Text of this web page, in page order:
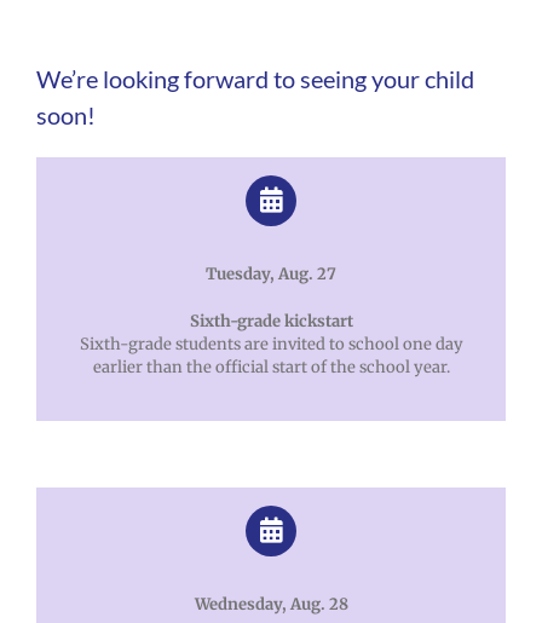
We’re looking forward to seeing your child
soon!
Tuesday, Aug. 27
Sixth-grade kickstart
Sixth-grade students are invited to school one day
earlier than the official start of the school year.
Wednesday, Aug. 28